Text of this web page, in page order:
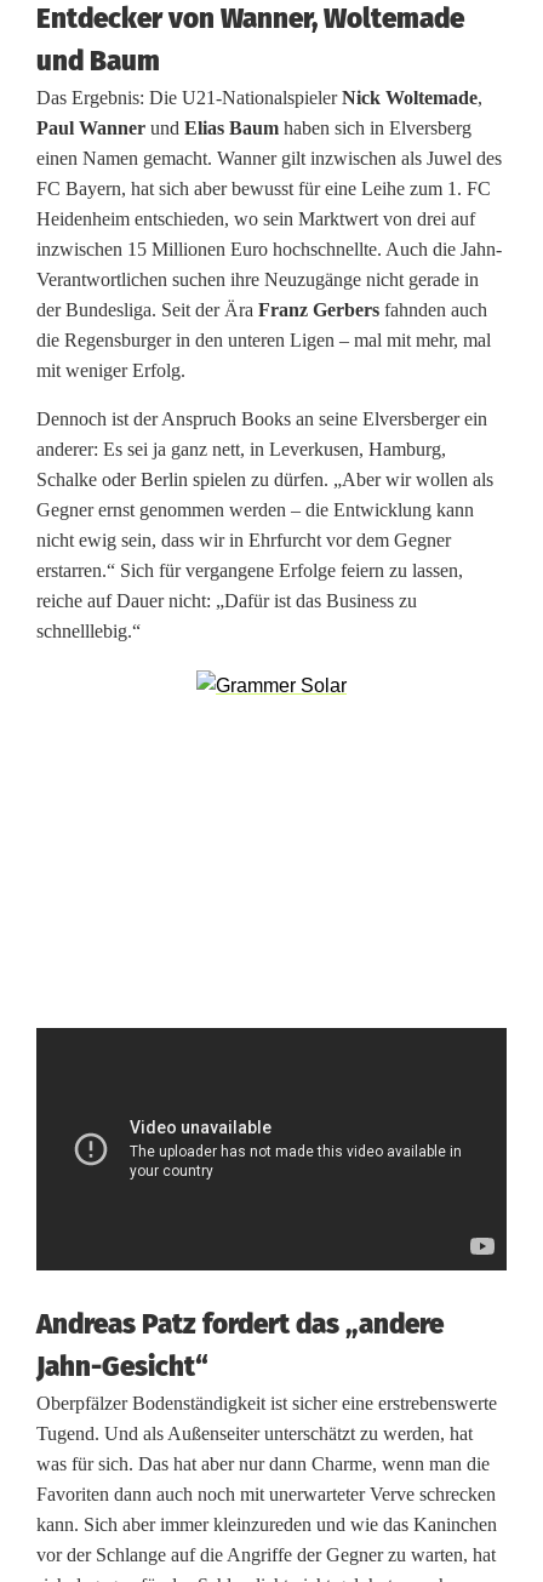
g
e
n
T
a
l
e
n
s
c
h
m
i
r
g
l
i
e
f
e
Entdecker von Wanner, Woltemade
und Baum
Das Ergebnis: Die U21-NationalspielerNick Woltemade,
Paul Wanner und Elias Baum haben sich in Elversberg
einen Namen gemacht. Wanner gilt inzwischen als Juwel des
FC Bayern, hat sich aber bewusst für eine Leihe zum 1. FC
Heidenheim entschieden, wo sein Marktwert von drei auf
inzwischen 15 Millionen Euro hochschnellte. Auch die Jahn-
Verantwortlichen suchen ihre Neuzugänge nicht gerade in
der Bundesliga. Seit der Ära Franz Gerbers fahnden auch
die Regensburger in den unteren Ligen – mal mit mehr, mal
mit weniger Erfolg.
Dennoch ist der Anspruch Books an seine Elversberger ein
anderer: Es sei ja ganz nett, in Leverkusen, Hamburg,
Schalke oder Berlin spielen zu dürfen. „Aber wir wollen als
Gegner ernst genommen werden – die Entwicklung kann
nicht ewig sein, dass wir in Ehrfurcht vor dem Gegner
erstarren.“ Sich für vergangene Erfolge feiern zu lassen,
reiche auf Dauer nicht: „Dafür ist das Business zu
schnelllebig.“
Andreas Patz fordert das „andere
Jahn-Gesicht“
Oberpfälzer Bodenständigkeit ist sicher eine erstrebenswerte
Tugend. Und als Außenseiter unterschätzt zu werden, hat
was für sich. Das hat aber nur dann Charme, wenn man die
Favoriten dann auch noch mit unerwarteter Verve schrecken
kann. Sich aber immer kleinzureden und wie das Kaninchen
vor der Schlange auf die Angriffe der Gegner zu warten, hat